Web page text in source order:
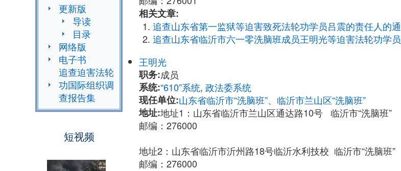
更新版
导读
目录
网络版
电子书
追查迫害法轮
功国际组织调
查报告集
短视频
相关文章:
追查山东省第一监狱等迫害致死法轮功学员吕震的责任人的
追查山东省临沂市六一零洗脑班成员王明光等迫害法轮功学
王明光
职务:成员
系统:“610”系统, 政法委系统
现任单位:山东省临沂市“洗脑班”、临沂市兰山区“洗脑班”
地址:地址1：山东省临沂市兰山区通达路10号 临沂市“洗脑班”
邮编：276000
地址2：山东省临沂市沂州路18号临沂水利技校 临沂市“洗脑班”
邮编：276000